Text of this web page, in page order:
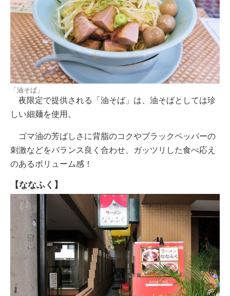
「油そば」
夜限定で提供される「油そば」は、油そばとしては珍
しい細麺を使用。
ゴマ油の芳ばしさに背脂のコクやブラックペッパーの
刺激などをバランス良く合わせ、ガッツリした食べ応え
のあるボリューム感！
【ななふく】